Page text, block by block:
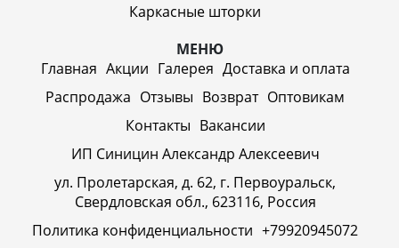
Каркасные шторки
МЕНЮ
Главная Акции Галерея Доставка и оплата
Распродажа Отзывы Возврат Оптовикам
Контакты Вакансии
ИП Синицин Александр Алексеевич
ул. Пролетарская, д. 62, г. Первоуральск,
Свердловская обл., 623116, Россия
Политика конфиденциальности +79920945072